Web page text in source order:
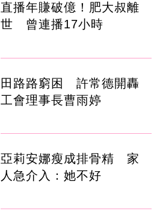
直播年賺破億！肥大叔離
世 曾連播17小時
田路路窮困 許常德開轟
工會理事長曹雨婷
亞莉安娜瘦成排骨精 家
人急介入：她不好